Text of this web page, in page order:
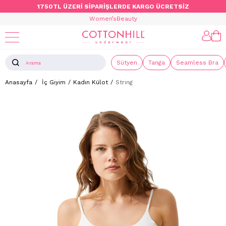
1750TL ÜZERİ SİPARİŞLERDE KARGO ÜCRETSİZ
Women’sBeauty
Sütyen Tanga Seamless Bra
Anasayfa İç Giyim Kadın Külot String